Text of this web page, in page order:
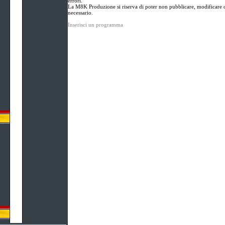
La M8K Produzione si riserva di poter non pubblicare, modificare
necessario.
Inserisci un programma